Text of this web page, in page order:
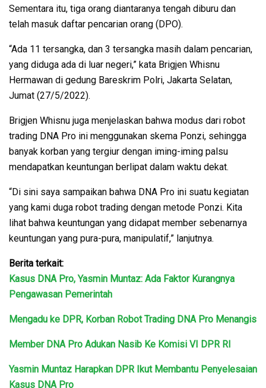
Sementara itu, tiga orang diantaranya tengah diburu dan
telah masuk daftar pencarian orang (DPO).
“Ada 11 tersangka, dan 3 tersangka masih dalam pencarian,
yang diduga ada di luar negeri,” kata Brigjen Whisnu
Hermawan di gedung Bareskrim Polri, Jakarta Selatan,
Jumat (27/5/2022).
Brigjen Whisnu juga menjelaskan bahwa modus dari robot
trading DNA Pro ini menggunakan skema Ponzi, sehingga
banyak korban yang tergiur dengan iming-iming palsu
mendapatkan keuntungan berlipat dalam waktu dekat.
“Di sini saya sampaikan bahwa DNA Pro ini suatu kegiatan
yang kami duga robot trading dengan metode Ponzi. Kita
lihat bahwa keuntungan yang didapat member sebenarnya
keuntungan yang pura-pura, manipulatif,” lanjutnya.
Berita terkait:
Kasus DNA Pro, Yasmin Muntaz: Ada Faktor Kurangnya
Pengawasan Pemerintah
Mengadu ke DPR, Korban Robot Trading DNA Pro Menangis
Member DNA Pro Adukan Nasib Ke Komisi VI DPR RI
Yasmin Muntaz Harapkan DPR Ikut Membantu Penyelesaian
Kasus DNA Pro